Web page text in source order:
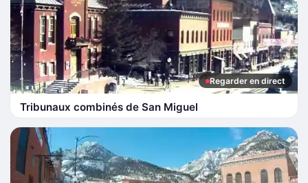
Regarder en direct
Tribunaux combinés de San Miguel